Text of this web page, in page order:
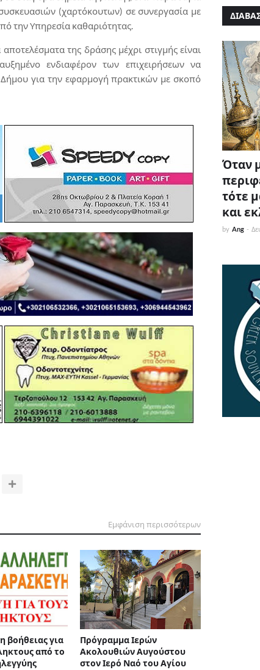
(χαρτόκουτων) σε συνεργασία με
την Υπηρεσία καθαριότητας.
της δράσης μέχρι στιγμής είναι
ενδιαφέρον των επιχειρήσεων να
για την εφαρμογή πρακτικών με σκοπό
Εμφάνιση περισσότερων
βοήθειας για
από το
Πρόγραμμα Ιερών
Ακολουθιών Αυγούστου
στον Ιερό Ναό του Αγίου
Όταν
τότε
και
by Ang -